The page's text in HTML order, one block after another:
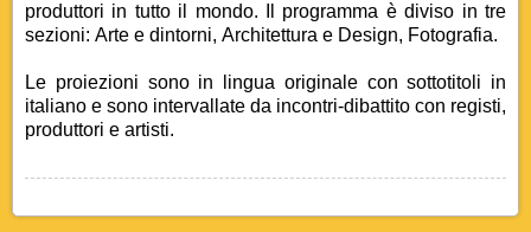
produttori in tutto il mondo. Il programma è diviso in tre
sezioni: Arte e dintorni, Architettura e Design, Fotografia.
Le proiezioni sono in lingua originale con sottotitoli in
italiano e sono intervallate da incontri-dibattito con registi,
produttori e artisti.